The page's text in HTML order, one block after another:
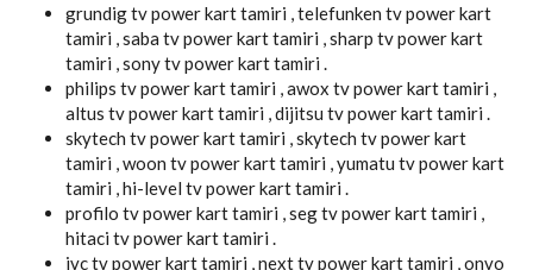
grundig tv power kart tamiri , telefunken tv power kart
tamiri , saba tv power kart tamiri , sharp tv power kart
tamiri , sony tv power kart tamiri .
philips tv power kart tamiri , awox tv power kart tamiri ,
altus tv power kart tamiri , dijitsu tv power kart tamiri .
skytech tv power kart tamiri , skytech tv power kart
tamiri , woon tv power kart tamiri , yumatu tv power kart
tamiri , hi-level tv power kart tamiri .
profilo tv power kart tamiri , seg tv power kart tamiri ,
hitaci tv power kart tamiri .
jvc tv power kart tamiri , next tv power kart tamiri , onvo